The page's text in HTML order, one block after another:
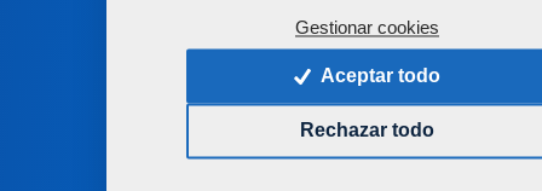
Atención al cliente
Certificado ISO 9001
Gestionar cookies
Aceptar todo
Rechazar todo